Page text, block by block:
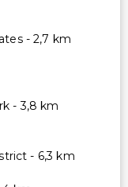
- 2,7 km
- 3,8 km
- 6,3 km